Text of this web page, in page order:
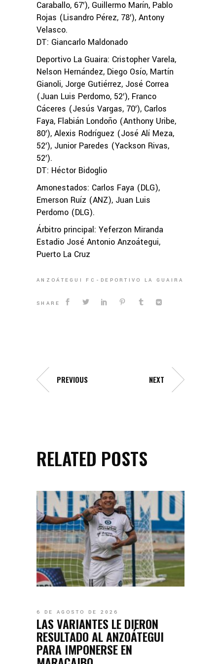
Caraballo, 67′), Guillermo Marín, Pablo
Rojas (Lisandro Pérez, 78′), Antony
Velasco.
DT: Giancarlo Maldonado
Deportivo La Guaira: Cristopher Varela,
Nelson Hernández, Diego Osío, Martín
Gianoli, Jorge Gutiérrez, José Correa
(Juan Luis Perdomo, 52′), Franco
Cáceres (Jesús Vargas, 70′), Carlos
Faya, Flabián Londoño (Anthony Uribe,
80′), Alexis Rodríguez (José Alí Meza,
52′), Junior Paredes (Yackson Rivas,
52′).
DT: Héctor Bidoglio
Amonestados: Carlos Faya (DLG),
Emerson Ruíz (ANZ), Juan Luis
Perdomo (DLG).
Árbitro principal: Yeferzon Miranda
Estadio José Antonio Anzoátegui,
Puerto La Cruz
ANZOÁTEGUI FC DEPORTIVO LA GUAIRA
SHARE
PREVIOUS NEXT
RELATED POSTS
6 DE AGOSTO DE 2026
LAS VARIANTES LE DIERON
RESULTADO AL ANZOÁTEGUI
PARA IMPONERSE EN